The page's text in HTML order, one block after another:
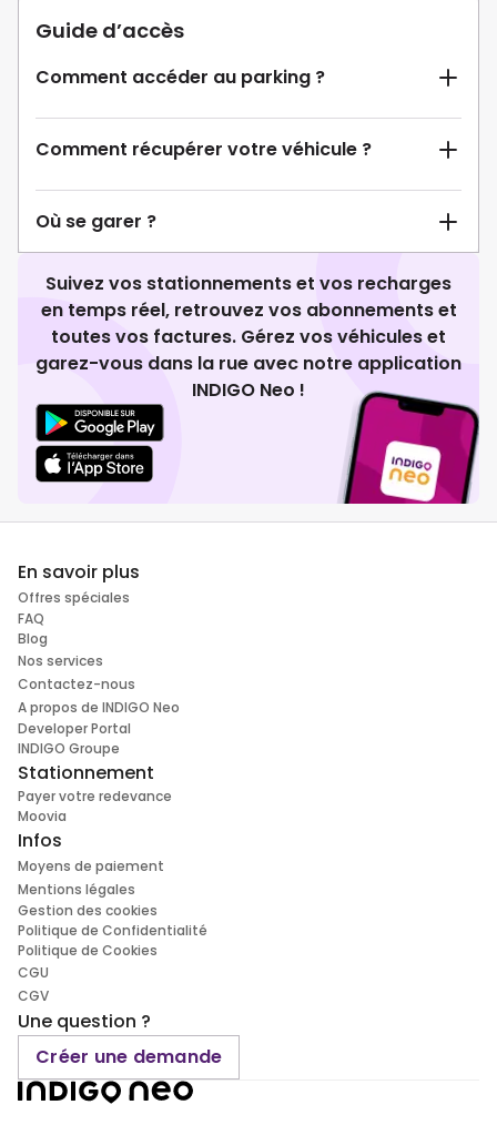
Guide d’accès
Comment accéder au parking ?
Comment récupérer votre véhicule ?
Où se garer ?
Suivez vos stationnements et vos recharges
en temps réel, retrouvez vos abonnements et
toutes vos factures. Gérez vos véhicules et
garez-vous dans la rue avec notre application
INDIGO Neo !
En savoir plus
Offres spéciales
FAQ
Blog
Nos services
Contactez-nous
A propos de INDIGO Neo
Developer Portal
INDIGO Groupe
Stationnement
Payer votre redevance
Moovia
Infos
Moyens de paiement
Mentions légales
Gestion des cookies
Politique de Confidentialité
Politique de Cookies
CGU
CGV
Une question ?
Créer une demande